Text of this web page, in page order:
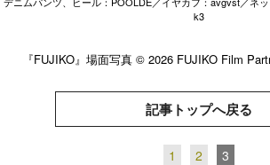
k3
『FUJIKO』場面写真 © 2026 FUJIKO Film
記事トップへ戻る
1 2 3